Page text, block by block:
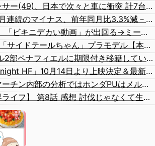
韓国人インフルエンサー(49)、日本で次々と車に衝突 計7台巻き込み 八王子
実質消費支出は7カ月連続のマイナス、前年同月比3.3%減－6月
【朗報】 海邉朱莉、「ビキニデカい動画」が出回る→ミーグリが売れるｗｗｗｗｗｗ
【創彩少女庭園 】 「サイドテールちゃん」プラモデル【本日11時予約開始】
FC東京、ポルトガル2部ペナフィエルに期限付き移籍していたMF安斎颯馬の復帰を発表 「自分にできることを精一杯頑張ります」
劇場版「Fate/stay night HF」10月14日より上映決定＆最新キービジュアル公開！ワカメがライバルっぽくて格好いいぞ―！
英BBC：アストンマーチン内部の分析ではホンダPUはメルセデスからラップ1.5秒遅れらしい
【転生賢者の異世界ライフ】 第8話 感想 討伐じゃなくて生態系破壊（定期【第二の職業を得て、世界最強になりました】